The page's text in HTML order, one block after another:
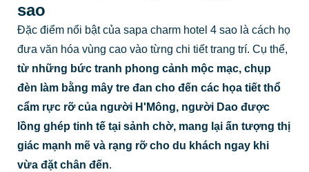
sao
Đặc điểm nổi bật của sapa charm hotel 4 sao là cách họ
đưa văn hóa vùng cao vào từng chi tiết trang trí. Cụ thể,
từ những bức tranh phong cảnh mộc mạc, chụp
đèn làm bằng mây tre đan cho đến các họa tiết thổ
cẩm rực rỡ của người H'Mông, người Dao được
lồng ghép tinh tế tại sảnh chờ, mang lại ấn tượng thị
giác mạnh mẽ và rạng rỡ cho du khách ngay khi
vừa đặt chân đến.